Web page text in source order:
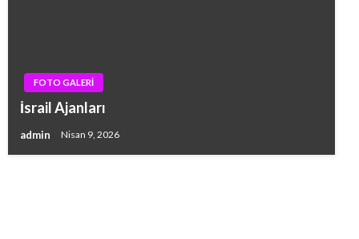
FOTO GALERİ
İsrail Ajanları
admin Nisan 9, 2026